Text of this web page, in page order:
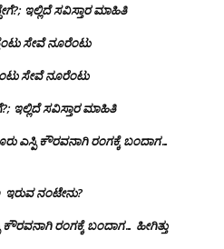
ಇಲ್ಲಿದೆ ಸವಿಸ್ತಾರ ಮಾಹಿತಿ
ಸೇವೆ ನೂರೆಂಟು
ಸೇವೆ ನೂರೆಂಟು
ಇಲ್ಲಿದೆ ಸವಿಸ್ತಾರ ಮಾಹಿತಿ
ಎಸ್ಪಿ ಕೌರವನಾಗಿ ರಂಗಕ್ಕೆ ಬಂದಾಗ…
ನಂಟೇನು?
ಕೌರವನಾಗಿ ರಂಗಕ್ಕೆ ಬಂದಾಗ… ಹೀಗಿತ್ತು